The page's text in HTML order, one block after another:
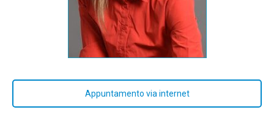
Appuntamento via internet